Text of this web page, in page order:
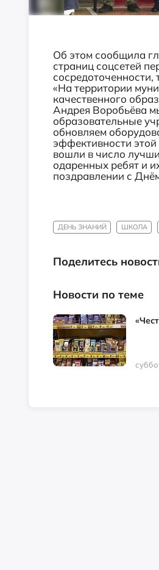
Об этом сообщила
страниц соцсетей
сосредоточенности,
«На территории
качественного
Андрея Воробьёва
образовательные
обновляем
эффективности
вошли в число
одаренных ребят и
поздравлении с
ДЕНЬ ЗНАНИЙ ШКОЛА
Поделитесь
Новости по теме